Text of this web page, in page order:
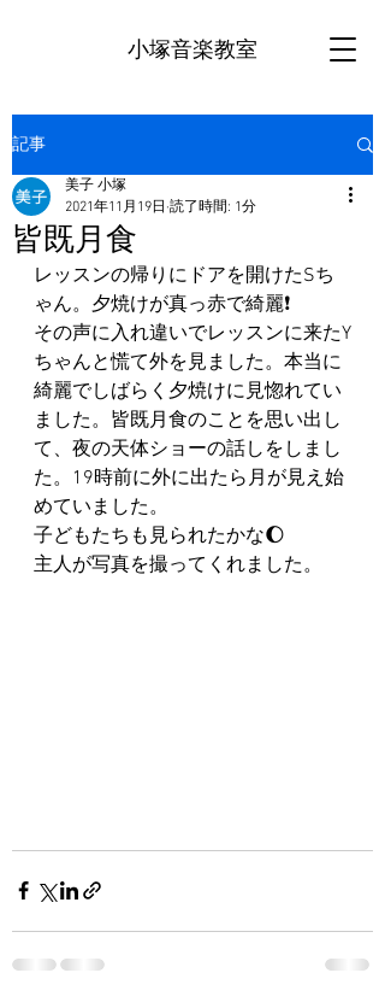
小塚音楽教室
記事
皆既月食
美子 小塚
2021年11月19日 読了時間: 1分
レッスンの帰りにドアを開けたSち
ゃん。夕焼けが真っ赤で綺麗❗️
その声に入れ違いでレッスンに来たY
ちゃんと慌て外を見ました。本当に
綺麗でしばらく夕焼けに見惚れてい
ました。皆既月食のことを思い出し
て、夜の天体ショーの話しをしまし
た。19時前に外に出たら月が見え始
めていました。
子どもたちも見られたかな🌔
主人が写真を撮ってくれました。